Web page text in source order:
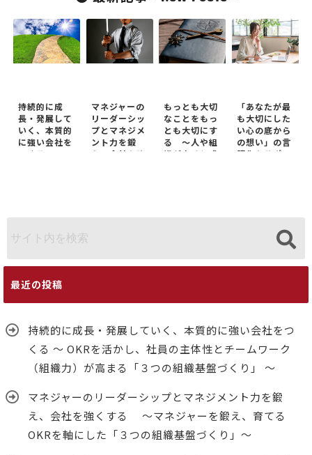
持続的に成
長・発展して
いく、本質的
に強い会社を
つくる ～
基盤づくり」
マネジャーの
リーダーシッ
プとマネジメ
ント力を鍛
え、会社を強
もっとも大切
なことをもっ
とも大切にす
る ～人や組
織が幸せと成
「あなたが最
も大切にした
い心の底から
の想い」の言
語化をサポー
最近の投稿
持続的に成長・発展していく、本質的に強い会社をつ
くる ～ OKRを活かし、社員の主体性とチームワーク
（組織力）が高まる「３つの組織基盤づくり」 ～
マネジャーのリーダーシップとマネジメント力を鍛
え、会社を強くする ～マネジャーを鍛え、育てる
OKRを軸にした「３つの組織基盤づくり」～